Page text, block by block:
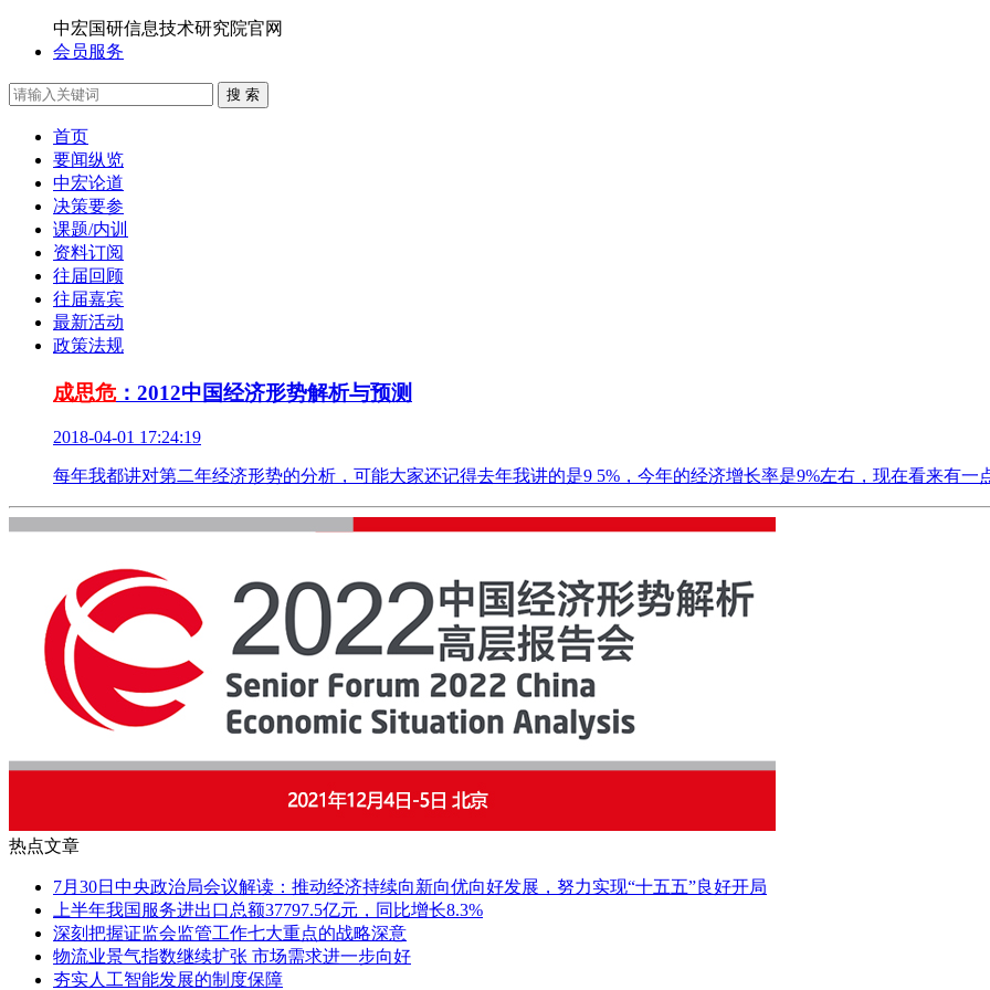
中宏国研信息技术研究院官网
会员服务
搜 索
首页
要闻纵览
中宏论道
决策要参
课题/内训
资料订阅
往届回顾
往届嘉宾
最新活动
政策法规
成思危：2012中国经济形势解析与预测
2018-04-01 17:24:19
每年我都讲对第二年经济形势的分析，可能大家还记得去年我讲的是9 5%，今年的经济增长率是9%左右，现在看来有一
热点文章
7月30日中央政治局会议解读：推动经济持续向新向优向好发展，努力实现“十五五”良好开局
上半年我国服务进出口总额37797.5亿元，同比增长8.3%
深刻把握证监会监管工作七大重点的战略深意
物流业景气指数继续扩张 市场需求进一步向好
夯实人工智能发展的制度保障